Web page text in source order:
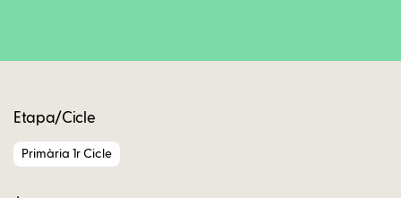
Etapa/Cicle
Primària 1r Cicle